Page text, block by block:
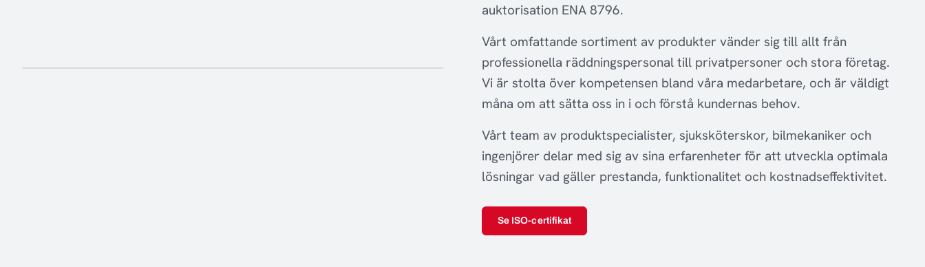
auktorisation ENA 8796.
Vårt omfattande sortiment av produkter vänder sig till allt från
professionella räddningspersonal till privatpersoner och stora företag.
Vi är stolta över kompetensen bland våra medarbetare, och är väldigt
måna om att sätta oss in i och förstå kundernas behov.
Vårt team av produktspecialister, sjuksköterskor, bilmekaniker och
ingenjörer delar med sig av sina erfarenheter för att utveckla optimala
lösningar vad gäller prestanda, funktionalitet och kostnadseffektivitet.
Se ISO-certifikat